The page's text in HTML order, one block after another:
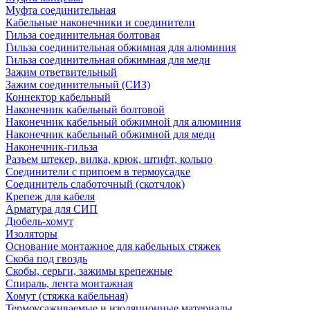
Муфта соединительная
Кабельные наконечники и соединители
Гильза соединительная болтовая
Гильза соединительная обжимная для алюминия
Гильза соединительная обжимная для меди
Зажим ответвительный
Зажим соединительный (СИЗ)
Коннектор кабельный
Наконечник кабельный болтовой
Наконечник кабельный обжимной для алюминия
Наконечник кабельный обжимной для меди
Наконечник-гильза
Разъем штекер, вилка, крюк, штифт, кольцо
Соединители с припоем в термоусадке
Соединитель слаботочный (скотчлок)
Крепеж для кабеля
Арматура для СИП
Дюбель-хомут
Изоляторы
Основание монтажное для кабельных стяжек
Скоба под гвоздь
Скобы, серьги, зажимы крепежные
Спираль, лента монтажная
Хомут (стяжка кабельная)